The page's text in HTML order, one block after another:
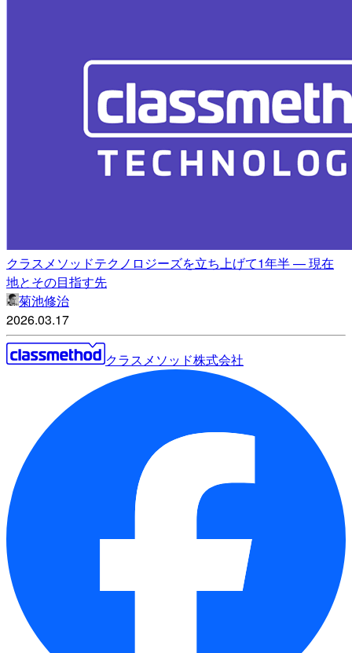
クラスメソッドテクノロジーズを立ち上げて1年半 — 現在
地とその目指す先
菊池修治
2026.03.17
クラスメソッド株式会社